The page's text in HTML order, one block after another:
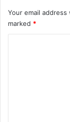
Your email
marked *